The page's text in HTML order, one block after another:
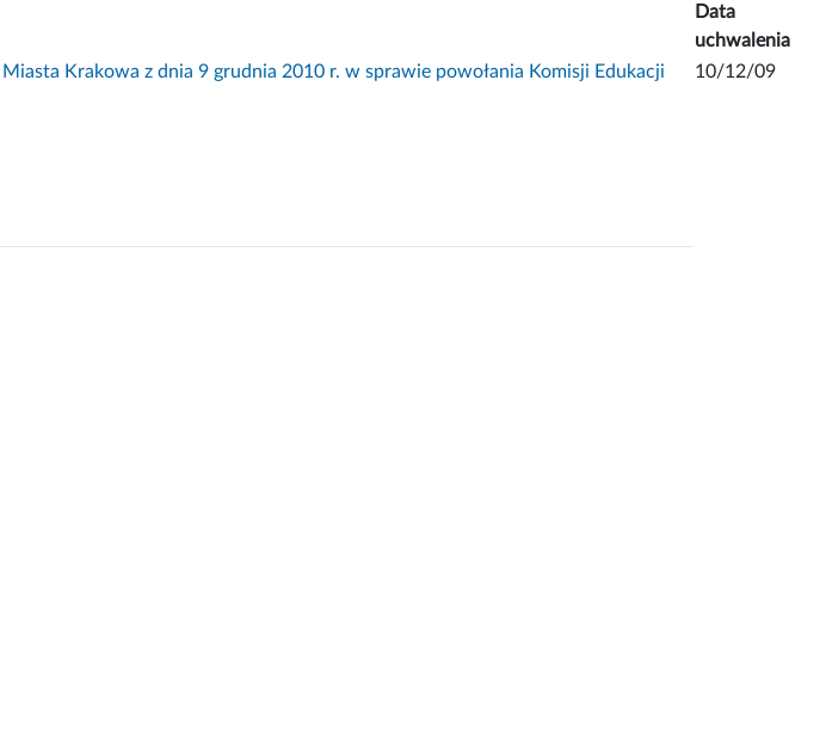
Data
uchwalenia
Krakowa z dnia 9 grudnia 2010 r. w sprawie powołania Komisji Edukacji
10/12/09